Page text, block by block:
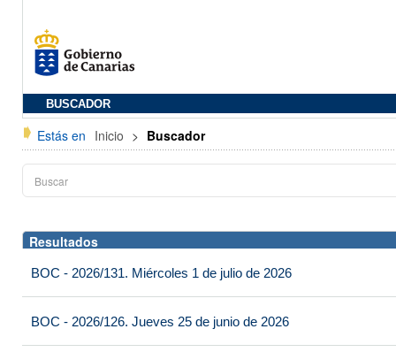
BUSCADOR
Estás en Inicio > Buscador
Resultados
BOC - 2026/131. Miércoles 1 de julio de 2026
BOC - 2026/126. Jueves 25 de junio de 2026